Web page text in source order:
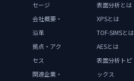
セージ
会社概要・
沿革
拠点・アク
セス
関連企業・
表面分析とは
XPSとは
TOF-SIMSとは
AESとは
表面分析トピ
ックス